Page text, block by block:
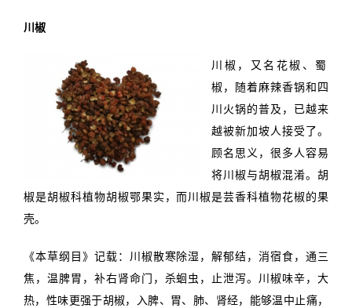
川椒
川椒，又名花椒、蜀
椒，随着麻辣香锅和四
川火锅的普及，已越来
越被新加坡人接受了。
顾名思义，很多人容易
将川椒与胡椒混淆。胡
椒是胡椒科植物胡椒鄂果实，而川椒是芸香科植物花椒的果
壳。
《本草纲目》记载：川椒散寒除湿，解郁结，消宿食，通三
焦，温脾胃，补右肾命门，杀蛔虫，止泄泻。川椒味辛，大
热，性味更强于胡椒，入脾、胃、肺、肾经，能够温中止痛，